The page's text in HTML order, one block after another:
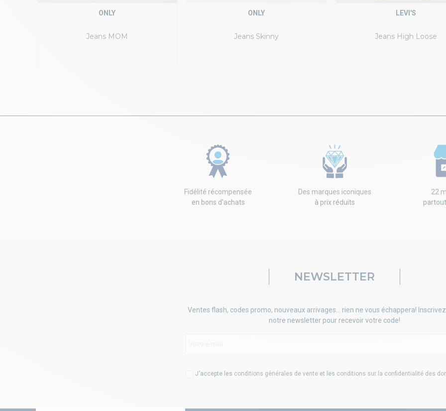
Jeans MOM
ONLY
Jeans Skinny
ONLY
Jeans High Loose
LEVI'S
Fidélité récompensée
en bons d'achats
Des marques iconiques
à prix réduits
22
NEWSLETTER
Ventes flash, codes promo, nouveaux arrivages... rien ne vous échappera!
notre newsletter pour recevoir votre code!
J'accepte les conditions générales de vente et les conditions sur la confidentialité des